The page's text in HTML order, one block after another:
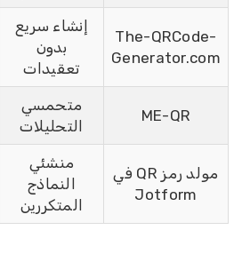
The-QRCode-
Generator.com
إنشاء سريع
بدون
تعقيدات
ME-QR
متحمسي
التحليلات
مولد رمز QR في
Jotform
منشئي
النماذج
المتكررين